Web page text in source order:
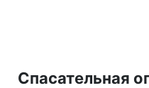
Спасательная